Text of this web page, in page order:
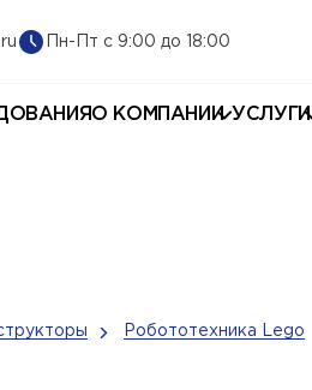
Пн-Пт с 9:00 до 18:00
О КОМПАНИИ УСЛУГИ
Робототехника Lego